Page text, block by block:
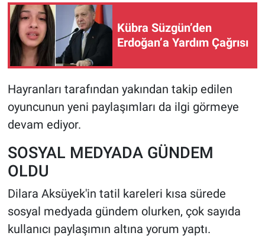
Kübra Süzgün’den
Erdoğan’a Yardım Çağrısı
Hayranları tarafından yakından takip edilen
oyuncunun yeni paylaşımları da ilgi görmeye
devam ediyor.
SOSYAL MEDYADA GÜNDEM
OLDU
Dilara Aksüyek'in tatil kareleri kısa sürede
sosyal medyada gündem olurken, çok sayıda
kullanıcı paylaşımın altına yorum yaptı.